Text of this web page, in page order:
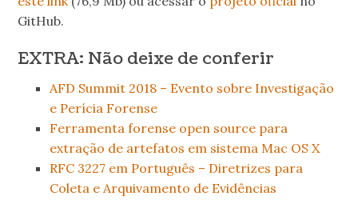
GitHub.
EXTRA: Não deixe de conferir
AFD Summit 2018 – Evento sobre Investigação
e Perícia Forense
Ferramenta forense open source para
extração de artefatos em sistema Mac OS X
RFC 3227 em Português – Diretrizes para
Coleta e Arquivamento de Evidências